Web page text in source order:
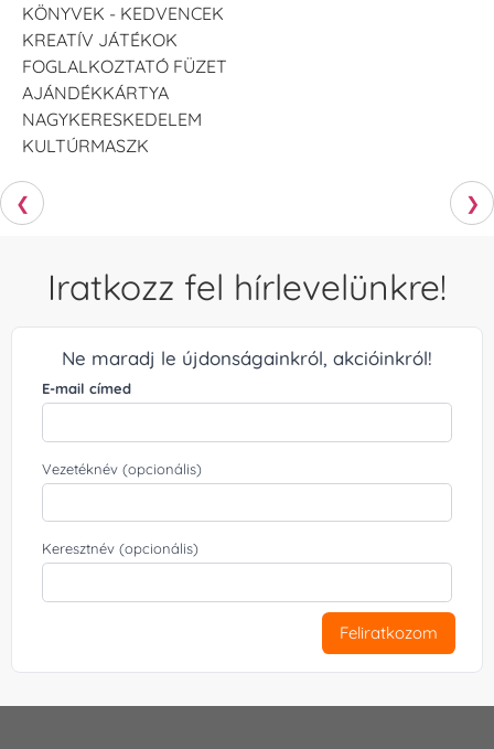
KÖNYVEK - KEDVENCEK
KREATÍV JÁTÉKOK
FOGLALKOZTATÓ FÜZET
AJÁNDÉKKÁRTYA
NAGYKERESKEDELEM
KULTÚRMASZK
❮ ❯
Iratkozz fel hírlevelünkre!
Ne maradj le újdonságainkról, akcióinkról!
E-mail címed
Vezetéknév (opcionális)
Keresztnév (opcionális)
Feliratkozom